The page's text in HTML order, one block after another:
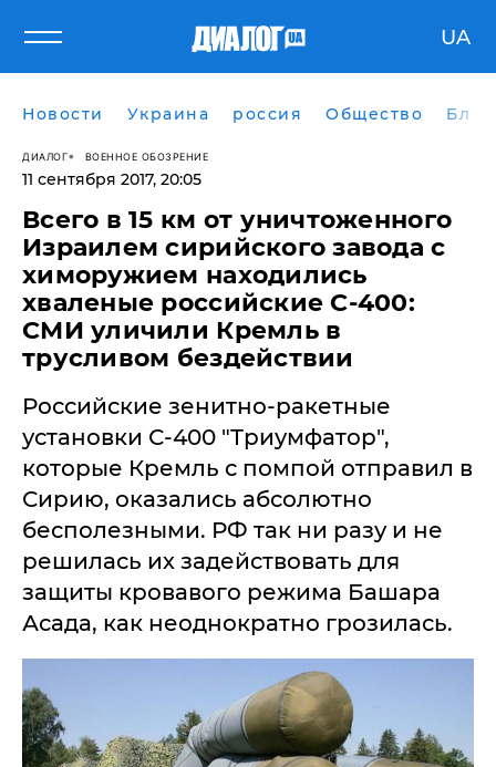
UA
Новости Украина россия Общество
ДИАЛОГ ВОЕННОЕ ОБОЗРЕНИЕ
11 сентября 2017, 20:05
​Всего в 15 км от уничтоженного
Израилем сирийского завода с
химоружием находились
хваленые российские С-400:
СМИ уличили Кремль в
трусливом бездействии
Российские зенитно-ракетные
установки С-400 "Триумфатор",
которые Кремль с помпой отправил в
Сирию, оказались абсолютно
бесполезными. РФ так ни разу и не
решилась их задействовать для
защиты кровавого режима Башара
Асада, как неоднократно грозилась.